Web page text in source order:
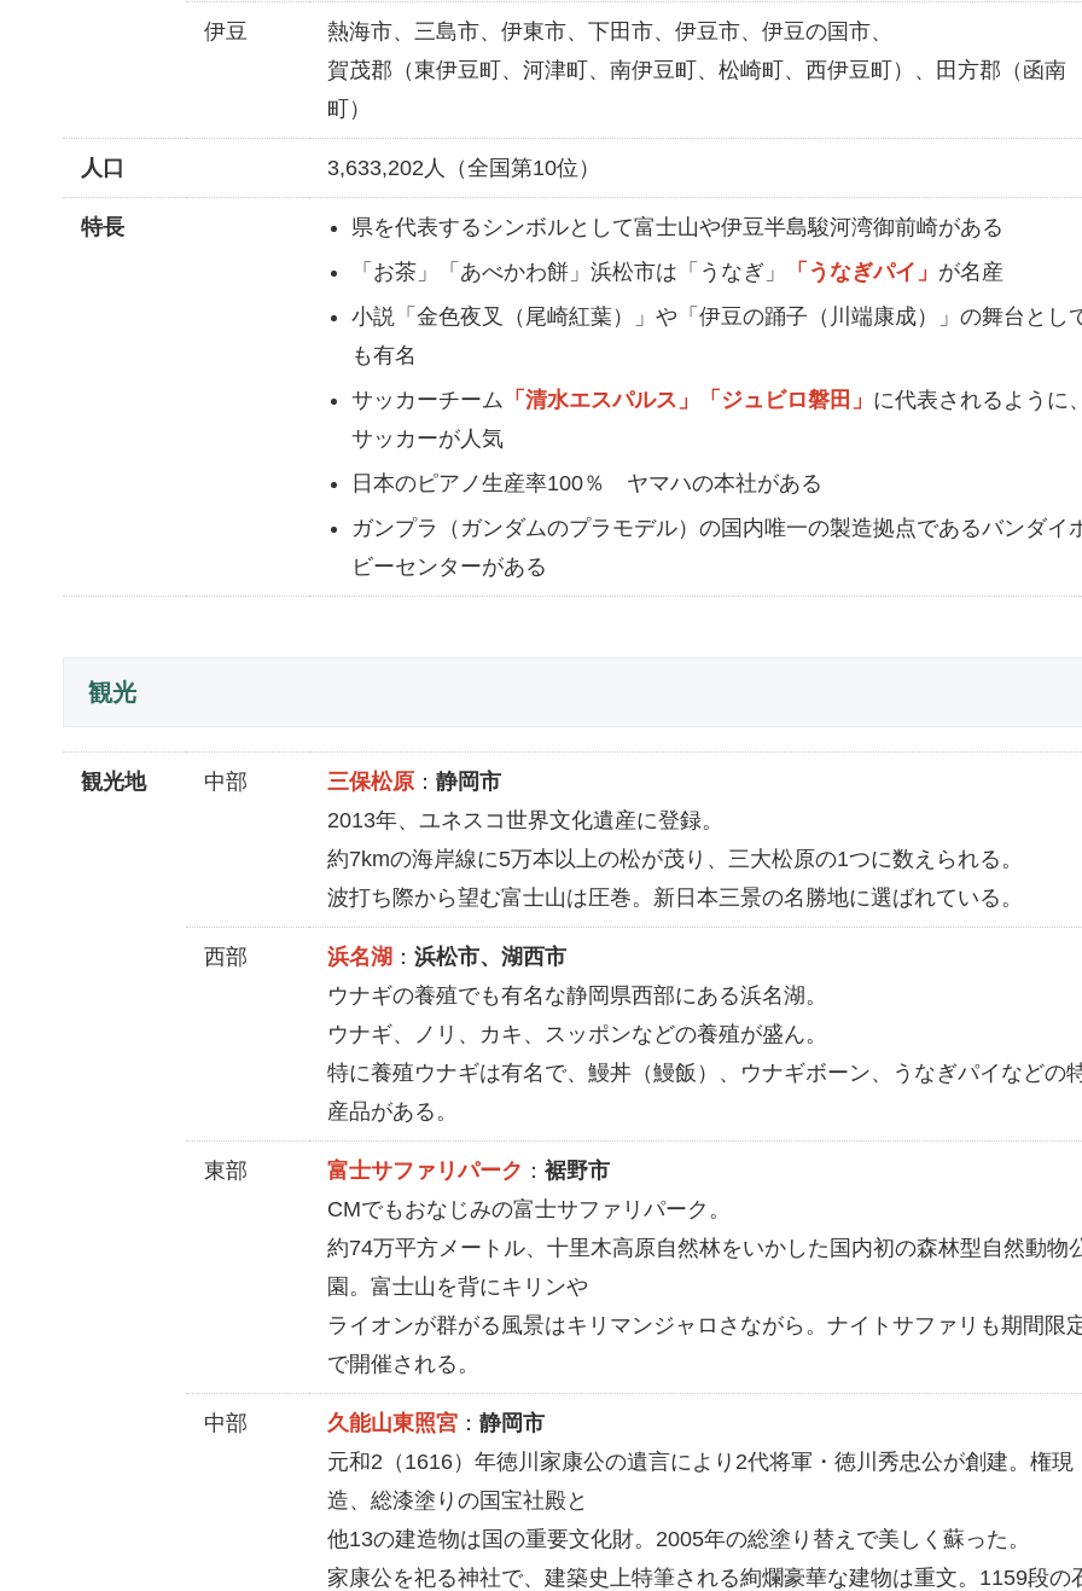
伊豆
熱海市、三島市、伊東市、下田市、伊豆市、伊豆の国市、
賀茂郡（東伊豆町、河津町、南伊豆町、松崎町、西伊豆町）、田方郡（函南
町）
人口 3,633,202人（全国第10位）
特長
県を代表するシンボルとして富士山や伊豆半島駿河湾御前崎がある
「お茶」「あべかわ餅」浜松市は「うなぎ」
「うなぎパイ」 が名産
小説「金色夜叉（尾崎紅葉）」や「伊豆の踊子（川端康成）」の舞台とし
も有名
サッカーチーム 「清水エスパルス」「ジュビロ磐田」 に代表されるように
サッカーが人気
日本のピアノ生産率100％ ヤマハの本社がある
ガンプラ（ガンダムのプラモデル）の国内唯一の製造拠点であるバンダイ
ビーセンターがある
観光
観光地 中部 三保松原 ： 静岡市
2013年、ユネスコ世界文化遺産に登録。
約7kmの海岸線に5万本以上の松が茂り、三大松原の1つに数えられる。
波打ち際から望む富士山は圧巻。新日本三景の名勝地に選ばれている。
西部 浜名湖 ： 浜松市、湖西市
ウナギの養殖でも有名な静岡県西部にある浜名湖。
ウナギ、ノリ、カキ、スッポンなどの養殖が盛ん。
特に養殖ウナギは有名で、鰻丼（鰻飯）、ウナギボーン、うなぎパイなどの
産品がある。
東部 富士サファリパーク ： 裾野市
CMでもおなじみの富士サファリパーク。
約74万平方メートル、十里木高原自然林をいかした国内初の森林型自然動物
園。富士山を背にキリンや
ライオンが群がる風景はキリマンジャロさながら。ナイトサファリも期間限
で開催される。
中部 久能山東照宮 ： 静岡市
元和2（1616）年徳川家康公の遺言により2代将軍・徳川秀忠公が創建。権現
造、総漆塗りの国宝社殿と
他13の建造物は国の重要文化財。2005年の総塗り替えで美しく蘇った。
家康公を祀る神社で、建築史上特筆される絢爛豪華な建物は重文。1159段の